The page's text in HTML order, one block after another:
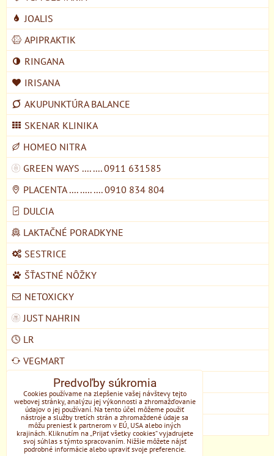
JOALIS
APIPRAKTIK
RINGANA
IRISANA
AKUPUNKTÚRA BALANCE
SKENAR KLINIKA
HOMEO NITRA
GREEN WAYS .... .... 0911 631585
PLACENTA .... ..... .... 0910 834 804
DULCIA
LAKTAČNÉ PORADKYNE
SESTRICE
ŠŤASTNÉ NÔŽKY
NETOXICKY
JUST NAHRIN
LR
VEGMART
MYCOMEDICA
DOMŠKOLA ŽIVOZEM STUPAVA
EONE
Predvoľby súkromia
Cookies používame na zlepšenie vašej návštevy tejto
webovej stránky, analýzu jej výkonnosti a zhromažďovanie
údajov o jej používaní. Na tento účel môžeme použiť
nástroje a služby tretích strán a zhromaždené údaje sa
môžu preniesť k partnerom v EÚ, USA alebo iných
krajinách. Kliknutím na „Prijať všetky cookies“ vyjadrujete
svoj súhlas s týmto spracovaním. Nižšie môžete nájsť
podrobné informácie alebo upraviť svoje preferencie.